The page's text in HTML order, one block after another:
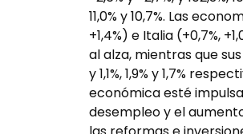
11,0% y 10,7%. Las
+1,4%) e Italia (+0,7%,
al alza, mientras que sus
y 1,1%, 1,9% y 1,7%
económica esté
desempleo y el